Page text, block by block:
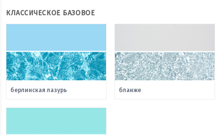
КЛАССИЧЕСКОЕ БАЗОВОЕ
берлинская лазурь бланже